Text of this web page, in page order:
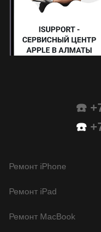
☎️
☎️
Ремонт iPhone
Ремонт iPad
Ремонт MacBook